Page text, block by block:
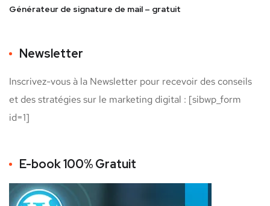
Générateur de signature de mail – gratuit
Newsletter
Inscrivez-vous à la Newsletter pour recevoir des conseils
et des stratégies sur le marketing digital : [sibwp_form
id=1]
E-book 100% Gratuit